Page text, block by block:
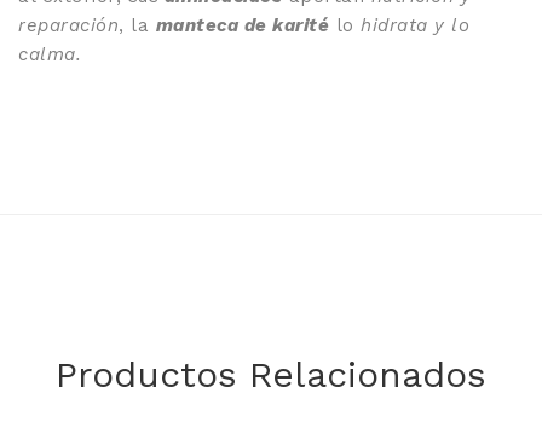
reparación, la manteca de karité lo hidrata y lo
calma.
Productos Relacionados